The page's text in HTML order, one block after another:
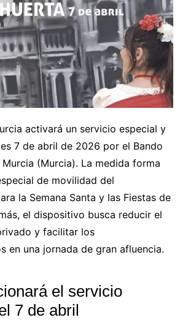
activará un servicio especial y
7 de abril de 2026 por el Bando
(Murcia). La medida forma
de movilidad del
la Semana Santa y las Fiestas de
el dispositivo busca reducir el
y facilitar los
en una jornada de gran afluencia.
el servicio
7 de abril